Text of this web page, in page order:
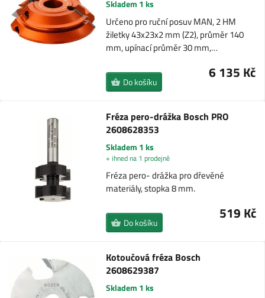
Skladem 1 ks
Určeno pro ruční posuv MAN, 2 HM
žiletky 43x23x2 mm (Z2), průměr 140
mm, upínací průměr 30 mm,…
6 135 Kč
Do košíku
Fréza pero-drážka Bosch PRO
2608628353
Skladem 1 ks
+ ihned na 1 prodejně
Fréza pero- drážka pro dřevěné
materiály, stopka 8 mm.
519 Kč
Do košíku
Kotoučová fréza Bosch
2608629387
Skladem 1 ks